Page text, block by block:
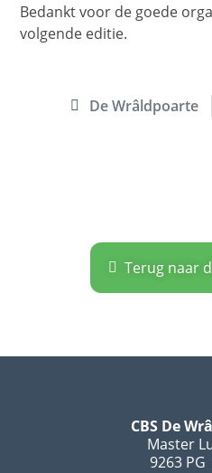
Bedankt voor de goede
volgende editie.
De Wrâldpoarte
Terug naar
CBS De
Master
9263